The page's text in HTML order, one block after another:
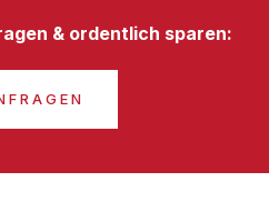
& ordentlich sparen: